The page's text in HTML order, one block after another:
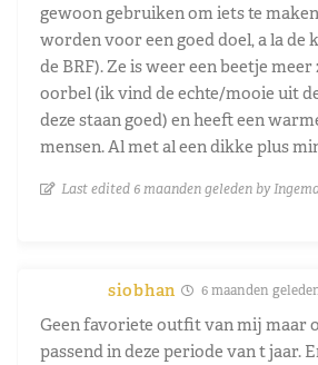
gewoon gebruiken om iets te
worden voor een goed doel, a la de
de BRF). Ze is weer een beetje meer
oorbel (ik vind de echte/mooie uit
deze staan goed) en heeft een
mensen. Al met al een dikke plus
Last edited 6 maanden geleden by
siobhan 6 maanden
Geen favoriete outfit van mij maar
passend in deze periode van t jaar.